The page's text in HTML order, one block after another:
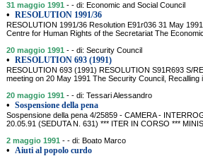
31 maggio 1991 - - di: Economic and Social Council
• RESOLUTION 1991/36
RESOLUTION 1991/36 Resolution E91r036 31 May
Centre for Human Rights of the Secretariat The
20 maggio 1991 - - di: Security Council
• RESOLUTION 693 (1991)
RESOLUTION 693 (1991) RESOLUTION S91R693 S/
meeting on 20 May 1991 The Security Council,
20 maggio 1991 - - di: Tessari Alessandro
• Sospensione della pena
Sospensione della pena 4/25859 - CAMERA -
20.05.91 (SEDUTA N. 631) *** ITER IN CORSO ***
2 maggio 1991 - - di: Boato Marco
• Aiuti al popolo curdo